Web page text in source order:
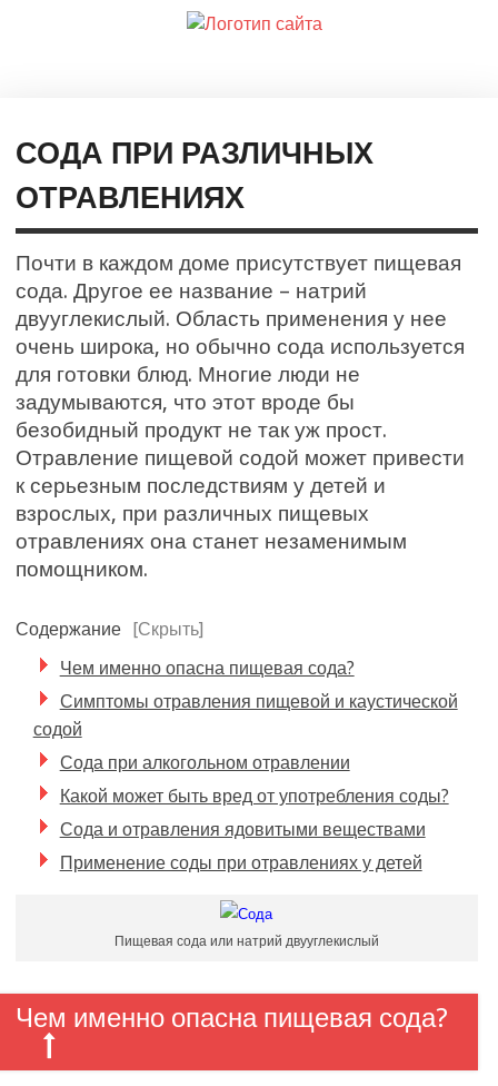
СОДА ПРИ РАЗЛИЧНЫХ
ОТРАВЛЕНИЯХ
Почти в каждом доме присутствует пищевая
сода. Другое ее название – натрий
двууглекислый. Область применения у нее
очень широка, но обычно сода используется
для готовки блюд. Многие люди не
задумываются, что этот вроде бы
безобидный продукт не так уж прост.
Отравление пищевой содой может привести
к серьезным последствиям у детей и
взрослых, при различных пищевых
отравлениях она станет незаменимым
помощником.
Содержание
[Скрыть]
Чем именно опасна пищевая сода?
Симптомы отравления пищевой и каустической
содой
Сода при алкогольном отравлении
Какой может быть вред от употребления соды?
Сода и отравления ядовитыми веществами
Применение соды при отравлениях у детей
Пищевая сода или натрий двууглекислый
Чем именно опасна пищевая сода?